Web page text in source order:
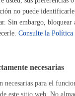
3 meses
de la solicitud y
de
la solicitud al
no puede
Sin embargo,
Consulte la Política
necesarias
necesarias para el
este sitio web. No